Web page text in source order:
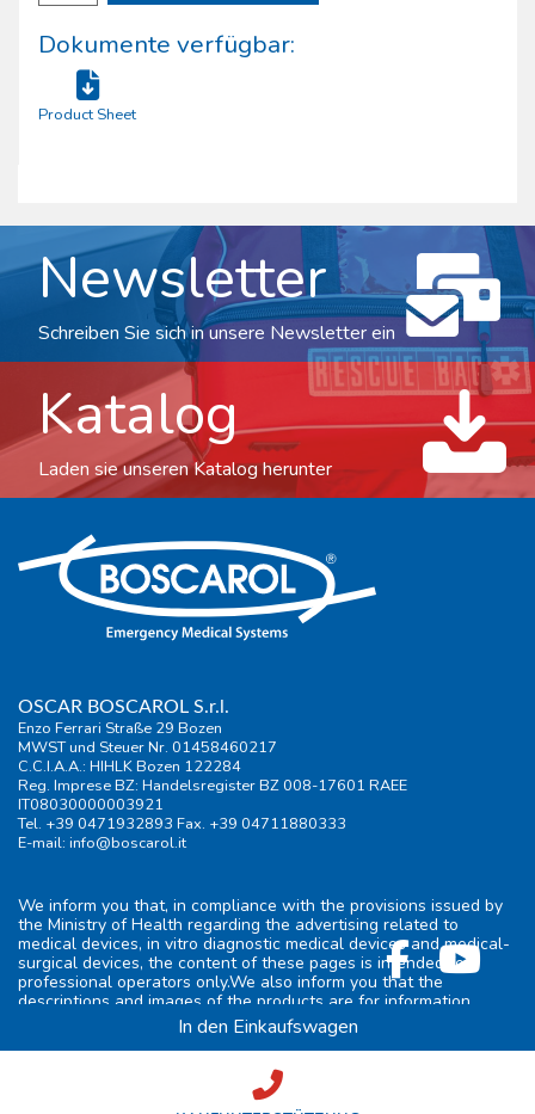
In den Einkaufswagen
Dokumente verfügbar:
Product Sheet
Newsletter
Schreiben Sie sich in unsere Newsletter ein
Katalog
Laden sie unseren Katalog herunter
OSCAR BOSCAROL S.r.l.
Enzo Ferrari Straße 29 Bozen
MWST und Steuer Nr. 01458460217
C.C.I.A.A.: HIHLK Bozen 122284
Reg. Imprese BZ: Handelsregister BZ 008-17601 RAEE
IT08030000003921
Tel. +39 0471932893 Fax. +39 04711880333
E-mail: info@boscarol.it
We inform you that, in compliance with the provisions issued by
the Ministry of Health regarding the advertising related to
medical devices, in vitro diagnostic medical devices and medical-
surgical devices, the content of these pages is intended for
professional operators only.We also inform you that the
descriptions and images of the products are for information
purposes only and are not intended to promote them.
Nutzungsbedingungen
Preferenze privacy